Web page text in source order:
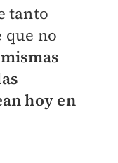
tanto
que no
hoy en